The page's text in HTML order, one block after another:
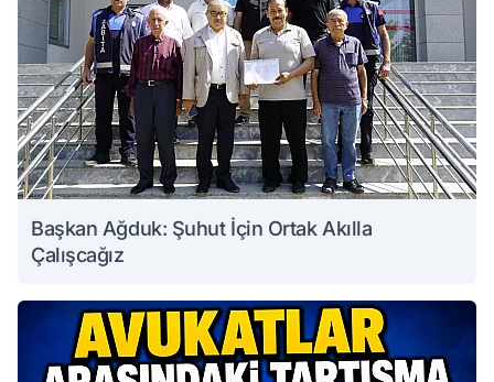
Başkan Ağduk: Şuhut İçin Ortak Akılla
Çalışcağız